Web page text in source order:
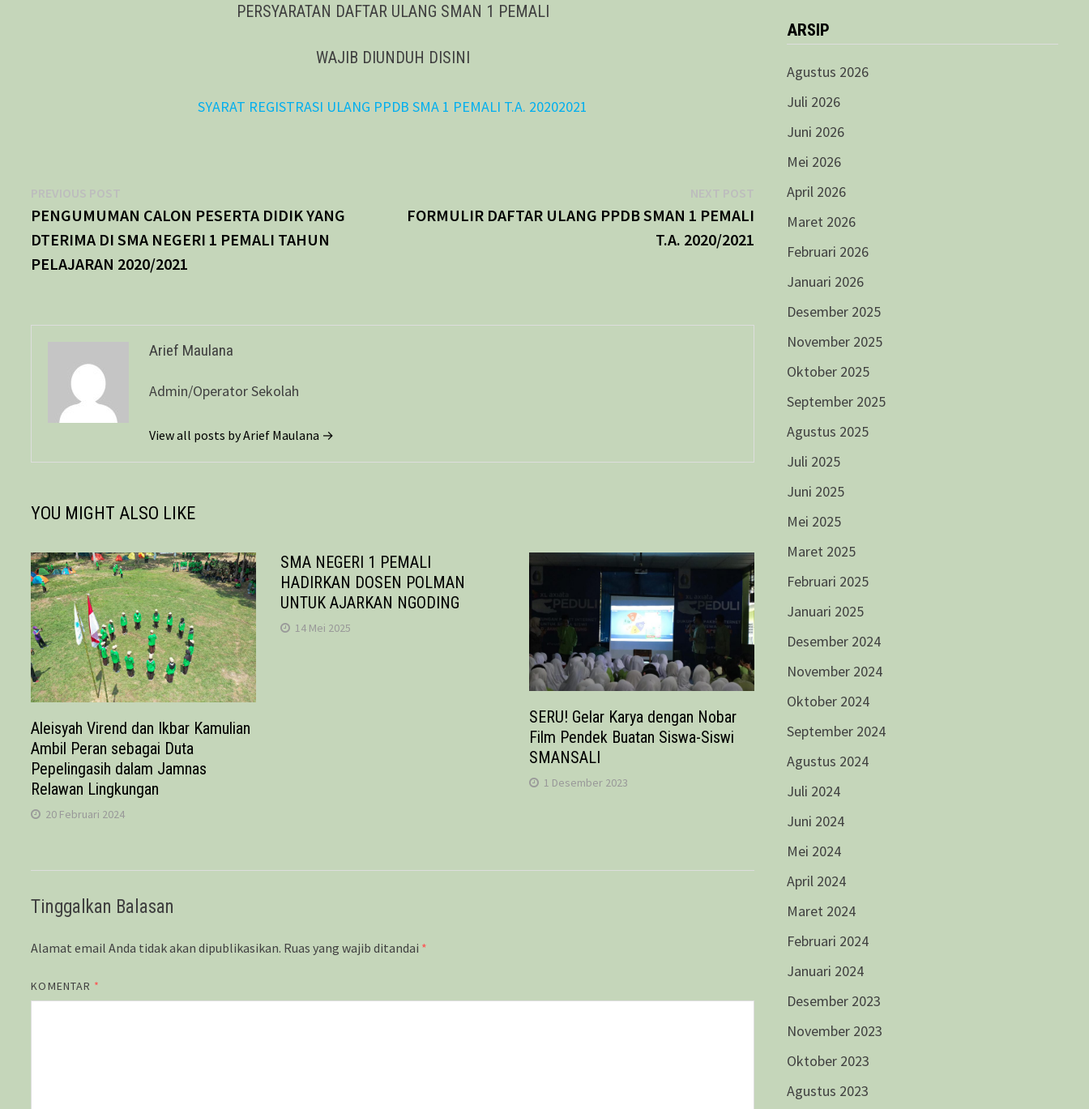
PERSYARATAN DAFTAR ULANG SMAN 1 PEMALI
WAJIB DIUNDUH DISINI
SYARAT REGISTRASI ULANG PPDB SMA 1 PEMALI T.A. 20202021
Navigasi
pos
PREVIOUS POST
post:
PENGUMUMAN CALON PESERTA DIDIK YANG
DTERIMA DI SMA NEGERI 1 PEMALI TAHUN
PELAJARAN 2020/2021
NEXT POSTNext
post:
FORMULIR DAFTAR ULANG PPDB SMAN 1 PEMALI
T.A. 2020/2021
Arief Maulana
Admin/Operator Sekolah
View all posts by Arief Maulana →
YOU MIGHT ALSO LIKE
Aleisyah Virend dan Ikbar Kamulian
Ambil Peran sebagai Duta
Pepelingasih dalam Jamnas
Relawan Lingkungan
20 Februari 2024
SMA NEGERI 1 PEMALI
HADIRKAN DOSEN POLMAN
UNTUK AJARKAN NGODING
14 Mei 2025
SERU! Gelar Karya dengan Nobar
Film Pendek Buatan Siswa-Siswi
SMANSALI
1 Desember 2023
Tinggalkan Balasan
Alamat email Anda tidak akan dipublikasikan. Ruas yang wajib ditandai *
KOMENTAR *
ARSIP
Agustus 2026
Juli 2026
Juni 2026
Mei 2026
April 2026
Maret 2026
Februari 2026
Januari 2026
Desember 2025
November 2025
Oktober 2025
September 2025
Agustus 2025
Juli 2025
Juni 2025
Mei 2025
Maret 2025
Februari 2025
Januari 2025
Desember 2024
November 2024
Oktober 2024
September 2024
Agustus 2024
Juli 2024
Juni 2024
Mei 2024
April 2024
Maret 2024
Februari 2024
Januari 2024
Desember 2023
November 2023
Oktober 2023
Agustus 2023